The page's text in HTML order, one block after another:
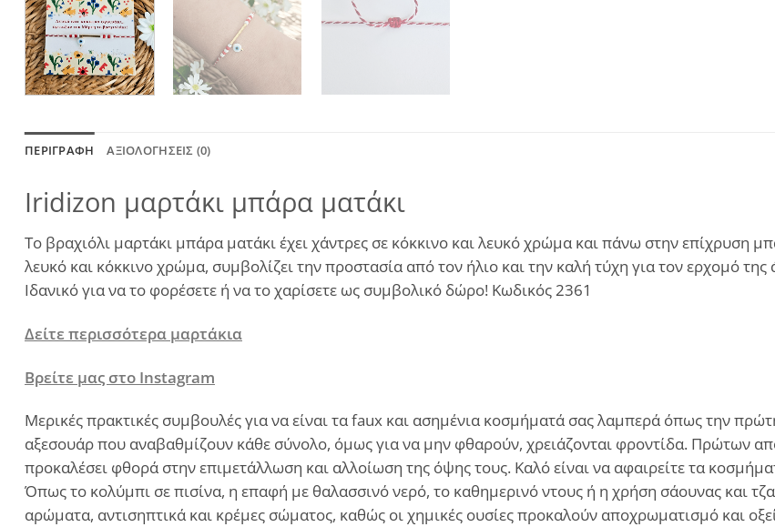
ΠΕΡΙΓΡΑΦΉ ΑΞΙΟΛΟΓΉΣΕΙΣ (0)
Iridizon μαρτάκι μπάρα ματάκι
Το βραχιόλι μαρτάκι μπάρα ματάκι έχει χάντρες σε κόκκινο και λευκό χρώμα και πάνω στην επίχρυση
λευκό και κόκκινο χρώμα, συμβολίζει την προστασία από τον ήλιο και την καλή τύχη για τον ερχομό
Ιδανικό για να το φορέσετε ή να το χαρίσετε ως συμβολικό δώρο! Κωδικός 2361
Δείτε περισσότερα μαρτάκια
Βρείτε μας στο Instagram
Μερικές πρακτικές συμβουλές για να είναι τα faux και ασημένια κοσμήματά σας λαμπερά όπως την
αξεσουάρ που αναβαθμίζουν κάθε σύνολο, όμως για να μην φθαρούν, χρειάζονται φροντίδα. Πρώτων
προκαλέσει φθορά στην επιμετάλλωση και αλλοίωση της όψης τους. Καλό είναι να αφαιρείτε τα
Όπως το κολύμπι σε πισίνα, η επαφή με θαλασσινό νερό, το καθημερινό ντους ή η χρήση σάουνας και
αρώματα, αντισηπτικά και κρέμες σώματος, καθώς οι χημικές ουσίες προκαλούν αποχρωματισμό και